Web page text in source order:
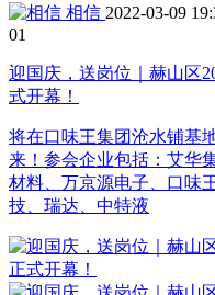
相信 2022-03-09
01
迎国庆，送岗位｜赫山区
式开幕！
将在口味王集团沧水铺基
来！参会企业包括：艾华
材料、万京源电子、口味
技、瑞达、中特液